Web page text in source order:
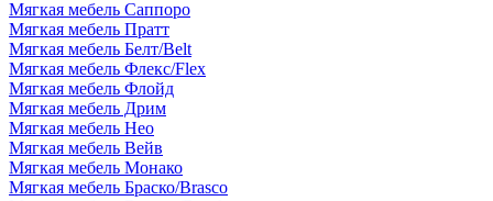
Мягкая мебель Саппоро
Мягкая мебель Пратт
Мягкая мебель Белт/Belt
Мягкая мебель Флекс/Flex
Мягкая мебель Флойд
Мягкая мебель Дрим
Мягкая мебель Нео
Мягкая мебель Вейв
Мягкая мебель Монако
Мягкая мебель Браско/Brasco